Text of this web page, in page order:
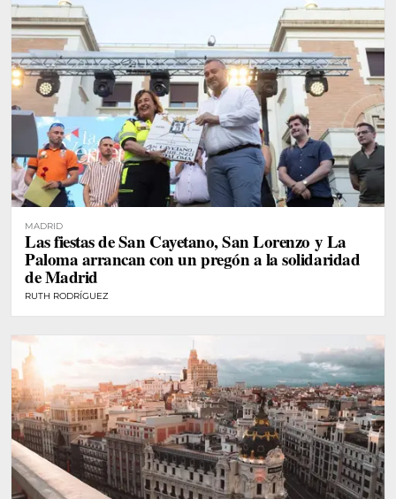
MADRID
Las fiestas de San Cayetano, San Lorenzo y La
Paloma arrancan con un pregón a la solidaridad
de Madrid
RUTH RODRÍGUEZ